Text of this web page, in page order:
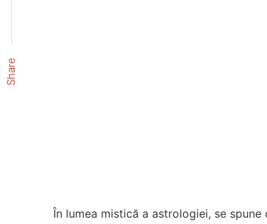
Share
În lumea mistică a astrologiei, se